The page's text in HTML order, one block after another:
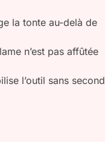
la tonte au-delà de
n’est pas affûtée
l’outil sans second